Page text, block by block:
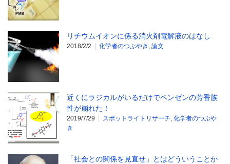
リチウムイオンに係る消火剤電解液のはなし
2018/2/2 化学者のつぶやき , 論文
近くにラジカルがいるだけでベンゼンの芳香族
性が崩れた！
2019/7/29 スポットライトリサーチ, 化学者のつぶや
き
「社会との関係を見直せ」とはどういうことか